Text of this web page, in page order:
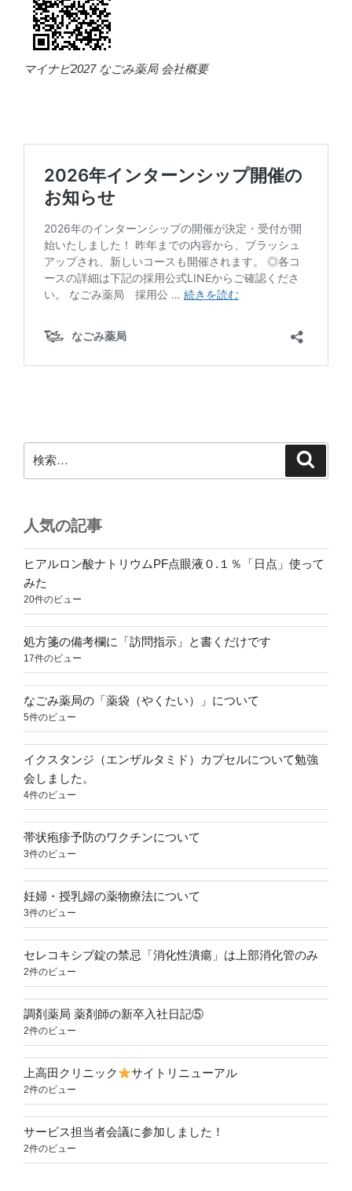
マイナビ2027 なごみ薬局 会社概要
索:
人気の記事
ヒアルロン酸ナトリウムPF点眼液０.１％「日点」使って
みた
20件のビュー
処方箋の備考欄に「訪問指示」と書くだけです
17件のビュー
なごみ薬局の「薬袋（やくたい）」について
5件のビュー
イクスタンジ（エンザルタミド）カプセルについて勉強
会しました。
4件のビュー
帯状疱疹予防のワクチンについて
3件のビュー
妊婦・授乳婦の薬物療法について
3件のビュー
セレコキシブ錠の禁忌「消化性潰瘍」は上部消化管のみ
2件のビュー
調剤薬局 薬剤師の新卒入社日記⑤
2件のビュー
上高田クリニック サイトリニューアル
2件のビュー
サービス担当者会議に参加しました！
2件のビュー